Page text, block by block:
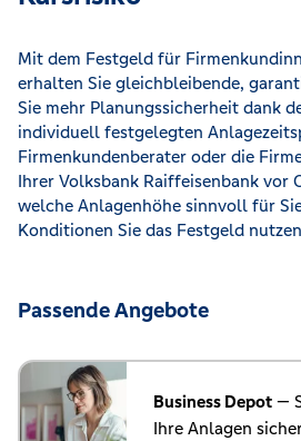
Mit dem Festgeld für
erhalten Sie gleichbleibende,
Sie mehr Planungssicherheit dank
individuell festgelegten
Firmenkundenberater oder die
Ihrer Volksbank Raiffeisenbank vor
welche Anlagenhöhe sinnvoll für
Konditionen Sie das Festgeld
Passende Angebote
Business Depot —
Ihre Anlagen